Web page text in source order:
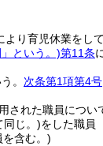
より育児休業をし
という。)第11条
。 次条第1項第4号
された職員につい
同じ。)をした職員
含む。)